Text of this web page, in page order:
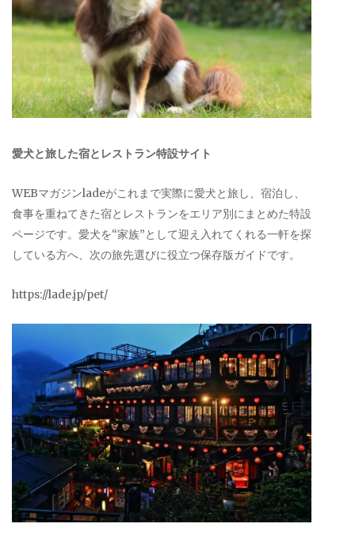
愛犬と旅した宿とレストラン特設サイト
WEBマガジンladeがこれまで実際に愛犬と旅し、宿泊し、
食事を重ねてきた宿とレストランをエリア別にまとめた特設
ページです。愛犬を“家族”として迎え入れてくれる一軒を探
している方へ、次の旅先選びに役立つ保存版ガイドです。
https://lade.jp/pet/